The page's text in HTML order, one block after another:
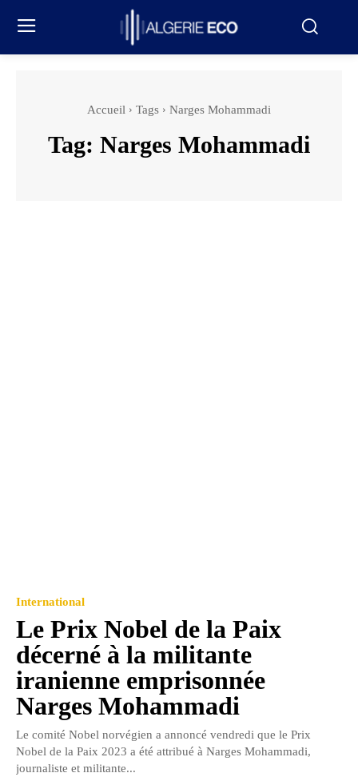
Accueil Tags Narges Mohammadi
Tag: Narges Mohammadi
International
Le Prix Nobel de la Paix
décerné à la militante
iranienne emprisonnée
Narges Mohammadi
Le comité Nobel norvégien a annoncé vendredi que le Prix
Nobel de la Paix 2023 a été attribué à Narges Mohammadi,
journaliste et militante...